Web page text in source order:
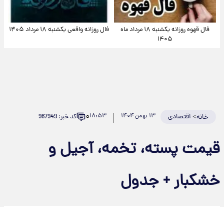
فال قهوه روزانه یکشنبه ۱۸ مرداد ماه
۱۴۰۵
فال روزانه واقعی یکشنبه ۱۸ مرداد ۱۴۰۵
خانه>اقتصادی ۱۳ بهمن ۱۴۰۴ ۱۸:۵۳۰ کد خبر: 967949
قیمت پسته، تخمه، آجیل و
خشکبار + جدول